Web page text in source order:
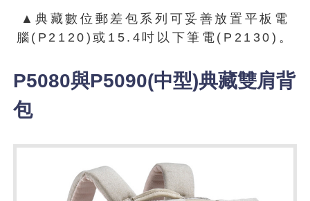
▲典藏數位郵差包系列可妥善放置平板電
腦(P2120)或15.4吋以下筆電(P2130)。
P5080與P5090(中型)典藏雙肩背
包